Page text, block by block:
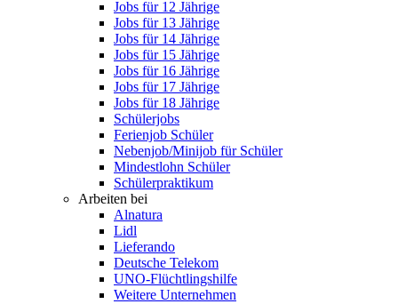
Jobs für 12 Jährige
Jobs für 13 Jährige
Jobs für 14 Jährige
Jobs für 15 Jährige
Jobs für 16 Jährige
Jobs für 17 Jährige
Jobs für 18 Jährige
Schülerjobs
Ferienjob Schüler
Nebenjob/Minijob für Schüler
Mindestlohn Schüler
Schülerpraktikum
Arbeiten bei
Alnatura
Lidl
Lieferando
Deutsche Telekom
UNO-Flüchtlingshilfe
Weitere Unternehmen